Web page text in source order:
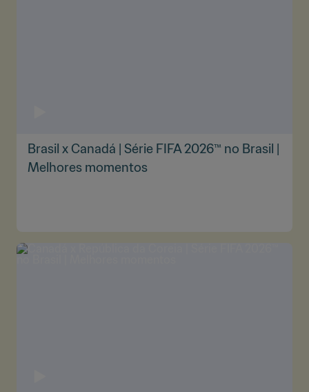
Brasil x Canadá | Série FIFA 2026™ no Brasil |
Melhores momentos